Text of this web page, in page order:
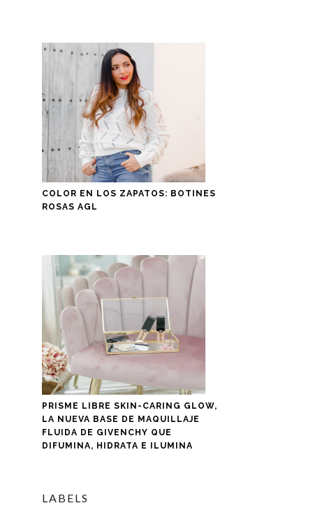
COLOR EN LOS ZAPATOS: BOTINES
ROSAS AGL
PRISME LIBRE SKIN-CARING GLOW,
LA NUEVA BASE DE MAQUILLAJE
FLUIDA DE GIVENCHY QUE
DIFUMINA, HIDRATA E ILUMINA
LABELS